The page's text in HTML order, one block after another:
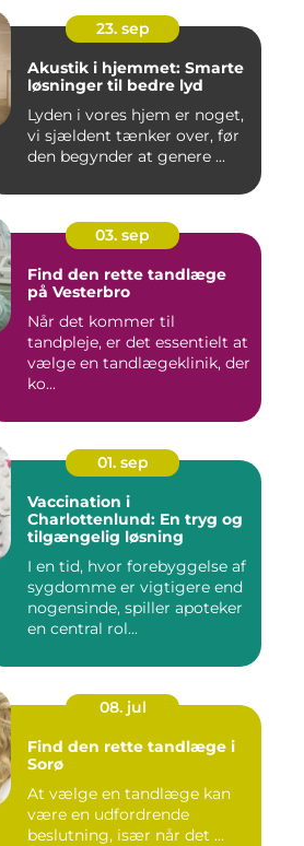
23. sep
Akustik i hjemmet: Smarte
løsninger til bedre lyd
Lyden i vores hjem er noget,
vi sjældent tænker over, før
den begynder at genere ...
03. sep
Find den rette tandlæge
på Vesterbro
Når det kommer til
tandpleje, er det essentielt at
vælge en tandlægeklinik, der
ko...
01. sep
Vaccination i
Charlottenlund: En tryg og
tilgængelig løsning
I en tid, hvor forebyggelse af
sygdomme er vigtigere end
nogensinde, spiller apoteker
en central rol...
08. jul
Find den rette tandlæge i
Sorø
At vælge en tandlæge kan
være en udfordrende
beslutning, især når det ...